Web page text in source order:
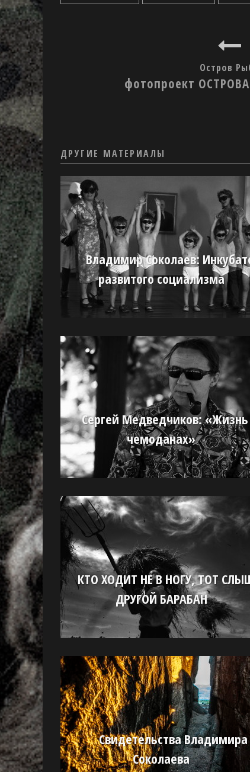
Остров
фотопроект
ДРУГИЕ МАТЕРИАЛЫ
Владимир Соколаев:
развитого социализма
Сергей Медведчиков:
чемоданах»
КТО ХОДИТ НЕ В НОГУ, ТОТ
ДРУГОЙ БАРАБАН
Свидетельства Владимира
Соколаева